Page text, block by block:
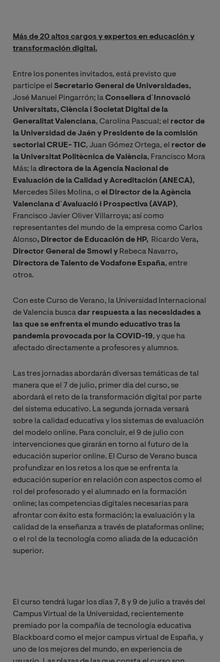
Más de 20 altos cargos y expertos en educación y
transformación digital.
Entre los ponentes invitados, está previsto que
participe el Secretario General de Universidades,
José Manuel Pingarrón; laConsellera d´Innovació
Universitats, Ciència i Societat Digital de la
Generalitat Valenciana, Carolina Pascual; el rector de
la Universidad de Jaén y Presidente de la comisión
sectorial CRUE- TIC, Juan Gómez Ortega, el rector de
la Universitat Politècnica de València, Francisco Mora
Más; ladirectora de la Agencia Nacional de
Evaluación de la Calidad y Acreditación (ANECA),
Mercedes Siles Molina, o el Director de la Agència
Valenciana d´Avaluació i Prospectiva (AVAP),
Francisco Javier Oliver Villarroya; así como
representantes del mundo de la empresa como Carlos
Alonso, Director de Educación de HP, Ricardo Vera,
Director General de Smowl y Rebeca Navarro,
Directora de Talento de Vodafone España, entre
otros.
Con este Curso de Verano, la Universidad Internacional
de Valencia buscadar respuesta a las necesidades a
las que se enfrenta el mundo educativo tras la
pandemia provocada por la COVID-19, y que ha
afectado directamente a profesores y alumnos.
Las tres jornadas abordarán diversas temáticas de tal
manera que el 7 de julio, primer día del curso, se
abordará el reto de la transformación digital por parte
del sistema educativo. La segunda jornada versará
sobre la calidad educativa y los sistemas de evaluación
del modelo online. Para concluir, el 9 de julio con
intervenciones que girarán en torno al futuro de la
educación superior online. El Curso de Verano busca
profundizar en los retos a los que se enfrenta la
educación superior en relación con aspectos como el
rol del profesorado y el alumnado en la formación
online; las competencias digitales necesarias para
afrontar con éxito esta formación; la evaluación y la
calidad de la enseñanza a través de plataformas online;
o el rol de la tecnología como aliada de la educación
superior.
El curso tendrá lugar los días 7, 8 y 9 de julio a través del
Campus Virtual de la Universidad, recientemente
premiado por la compañía de tecnología educativa
Blackboard como el mejor campus virtual de España, y
uno de los mejores del mundo, en experiencia de